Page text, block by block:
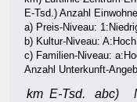
E-Tsd.) Anzahl
a) Preis-Niveau:
b) Kultur-Niveau:
c) Familien-Niveau:
Anzahl Unterkunft-
km E-Tsd. abc)